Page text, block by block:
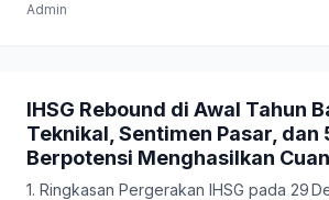
Admin
IHSG Rebound di Awal Tahun
Teknikal, Sentimen Pasar, dan
Berpotensi Menghasilkan
1. Ringkasan Pergerakan IHSG pada 29